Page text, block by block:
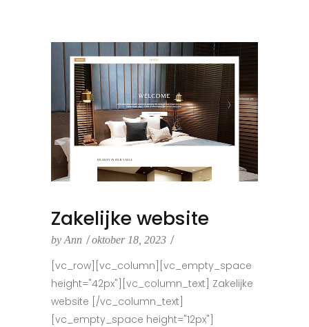
Zakelijke website
by Ann oktober 18, 2023
[vc_row][vc_column][vc_empty_space
height="42px"][vc_column_text] Zakelijke
website [/vc_column_text]
[vc_empty_space height="12px"]